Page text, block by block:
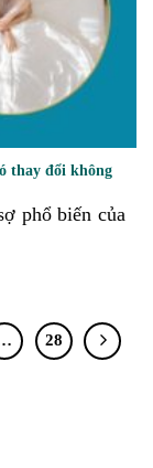
thay đổi không
phổ biến của
28